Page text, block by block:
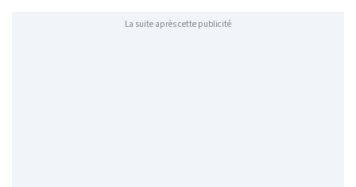
La suite après cette publicité